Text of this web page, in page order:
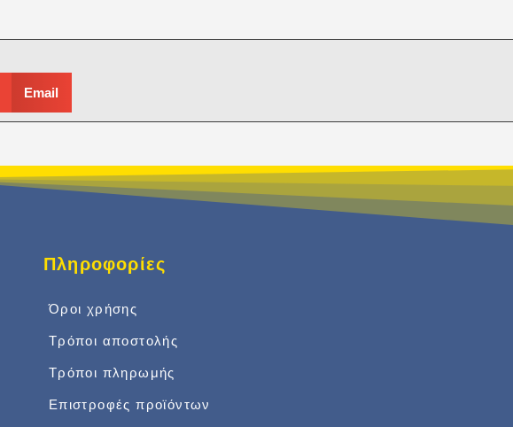
Email
Πληροφορίες
Όροι χρήσης
Τρόποι αποστολής
Τρόποι πληρωμής
Επιστροφές προϊόντων